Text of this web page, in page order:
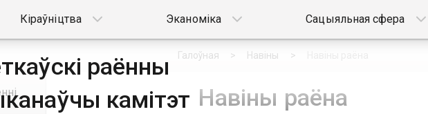
Кіраўніцтва Эканоміка Сацыяльная сфера
раённы
камітэт
Галоўная Навіны
Навіны раёна